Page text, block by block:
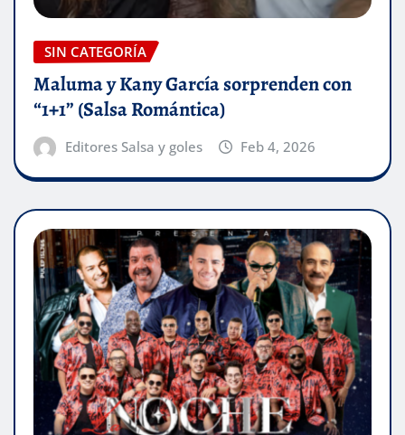
SIN CATEGORÍA
Maluma y Kany García sorprenden con
“1+1” (Salsa Romántica)
Editores Salsa y goles Feb 4, 2026